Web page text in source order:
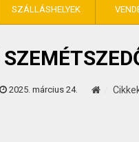
SZÁLLÁSHELYEK
2025. március 24.